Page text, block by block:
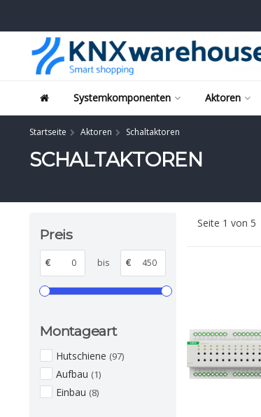
Systemkomponenten Aktoren
Startseite Aktoren Schaltaktoren
SCHALTAKTOREN
Preis
€ bis €
Montageart
Hutschiene (97)
Aufbau (1)
Einbau (8)
Seite 1 von 5